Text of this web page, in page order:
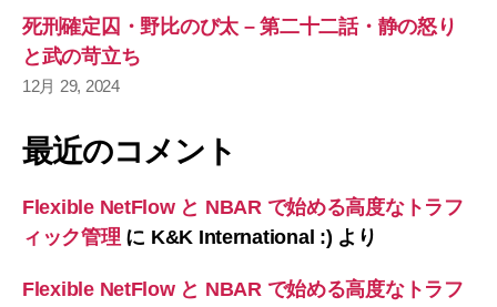
死刑確定囚・野比のび太 – 第二十二話・静の怒り
と武の苛立ち
12月 29, 2024
最近のコメント
Flexible NetFlow と NBAR で始める高度なトラフ
ィック管理 に K&K International :) より
Flexible NetFlow と NBAR で始める高度なトラフ